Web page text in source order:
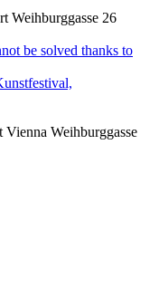
Weihburggasse 26
be solved thanks to
Weihburggasse